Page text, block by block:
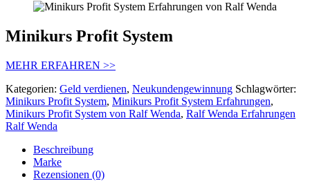
Minikurs Profit System
MEHR ERFAHREN >>
Kategorien: Geld verdienen, Neukundengewinnung Schlagwörter:
Minikurs Profit System, Minikurs Profit System Erfahrungen,
Minikurs Profit System von Ralf Wenda, Ralf Wenda Erfahrungen
Ralf Wenda
Beschreibung
Marke
Rezensionen (0)